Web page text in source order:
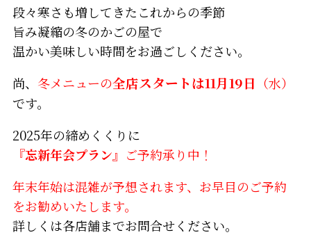
段々寒さも増してきたこれからの季節
旨み凝縮の冬のかごの屋で
温かい美味しい時間をお過ごしください。
尚、 冬メニューの全店スタートは11月19日 （水）
です。
2025年の締めくくりに
『忘新年会プラン』 ご予約承り中！
年末年始は混雑が予想されます、お早目のご予約
をお勧めいたします。
詳しくは各店舗までお問合せください。